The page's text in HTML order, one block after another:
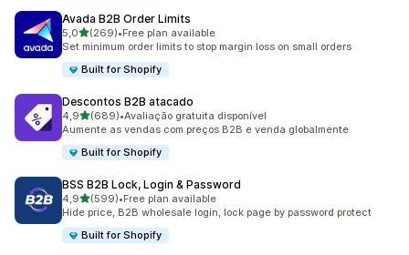
Avada B2B Order Limits
5,0de 5 estrelas
(269)
269 total de avaliações
•Free plan available
Set minimum order limits to stop margin loss on small orders
Built for Shopify
Descontos B2B atacado
4,9de 5 estrelas
(689)
689 total de avaliações
•Avaliação gratuita disponível
Aumente as vendas com preços B2B e venda globalmente
Built for Shopify
BSS B2B Lock, Login & Password
4,9de 5 estrelas
(599)
599 total de avaliações
•Free plan available
Hide price, B2B wholesale login, lock page by password protect
Built for Shopify